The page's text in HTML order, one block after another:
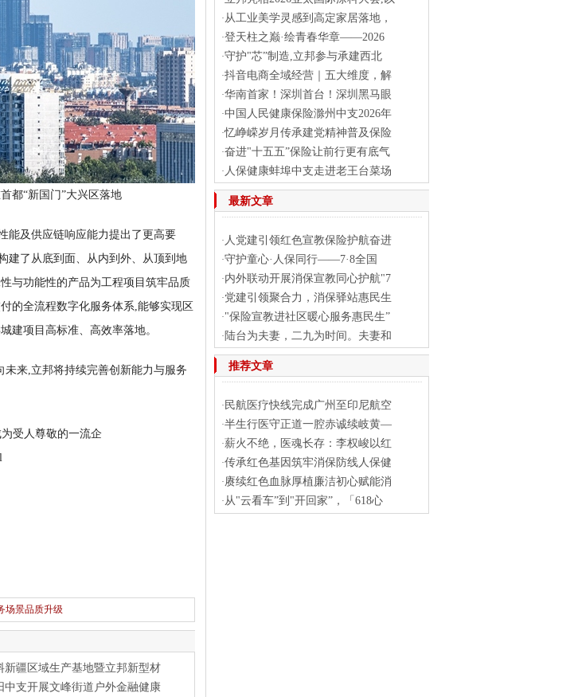
都“新国门”大兴区落地
能及供应链响应能力提出了更高要
建了从底到面、从内到外、从顶到地
与功能性的产品为工程项目筑牢品质
的全流程数字化服务体系,能够实现区
建项目高标准、高效率落地。
来,立邦将持续完善创新能力与服务
受人尊敬的一流企
场景品质升级
研发：绿控传动5月13日创业板IPO上会
新疆区域生产基地暨立邦新型材
中支开展文峰街道户外金融健康
·从工业美学灵感到高定家居落地，
·登天柱之巅·绘青春华章——2026
·守护"芯”制造,立邦参与承建西北
·抖音电商全域经营｜五大维度，解
·华南首家！深圳首台！深圳黑马眼
·中国人民健康保险滁州中支2026年
·忆峥嵘岁月传承建党精神普及保险
·奋进"十五五”保险让前行更有底气
· 人保健康蚌埠中支走进老王台菜场
最新文章
· 人党建引领红色宣教保险护航奋进
·守护童心·人保同行——7·8全国
·内外联动开展消保宣教同心护航"7
·党建引领聚合力，消保驿站惠民生
·"保险宣教进社区暖心服务惠民生”
· 陆台为夫妻，二九为时间。夫妻和
推荐文章
· 民航医疗快线完成广州至印尼航空
·半生行医守正道一腔赤诚续岐黄—
·薪火不绝，医魂长存：李权峻以红
·传承红色基因筑牢消保防线人保健
·赓续红色血脉厚植廉洁初心赋能消
·从"云看车”到"开回家”，「618心